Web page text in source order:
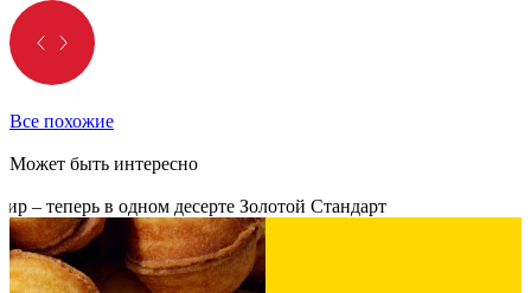
Все похожие
Может быть интересно
– теперь в одном десерте Золотой Стандарт